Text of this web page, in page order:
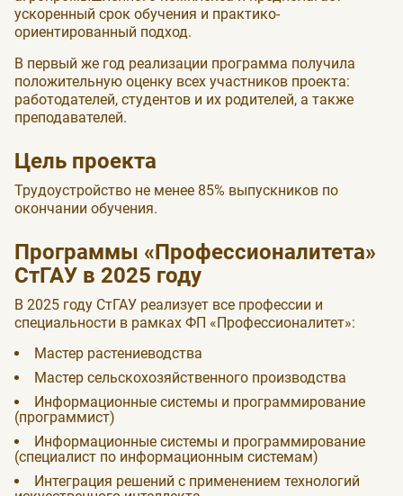
ускоренный срок обучения и практико-
ориентированный подход.
В первый же год реализации программа получила
положительную оценку всех участников проекта:
работодателей, студентов и их родителей, а также
преподавателей.
Цель проекта
Трудоустройство не менее 85% выпускников по
окончании обучения.
Программы «Профессионалитета»
СтГАУ в 2025 году
В 2025 году СтГАУ реализует все профессии и
специальности в рамках ФП «Профессионалитет»:
Мастер растениеводства
Мастер сельскохозяйственного производства
Информационные системы и программирование
(программист)
Информационные системы и программирование
(специалист по информационным системам)
Интеграция решений с применением технологий